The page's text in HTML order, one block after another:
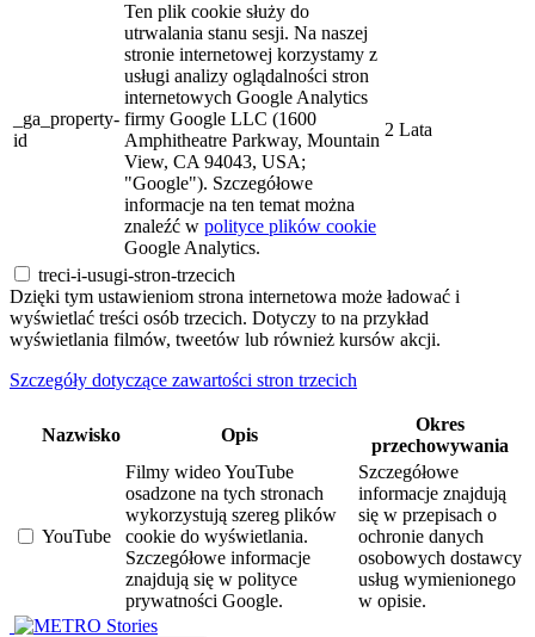
_ga_property-
id
Ten plik cookie służy do
utrwalania stanu sesji. Na naszej
stronie internetowej korzystamy z
usługi analizy oglądalności stron
internetowych Google Analytics
firmy Google LLC (1600
Amphitheatre Parkway, Mountain
View, CA 94043, USA;
"Google"). Szczegółowe
informacje na ten temat można
znaleźć w polityce plików cookie
Google Analytics.
2 Lata
treci-i-usugi-stron-trzecich
Dzięki tym ustawieniom strona internetowa może ładować i
wyświetlać treści osób trzecich. Dotyczy to na przykład
wyświetlania filmów, tweetów lub również kursów akcji.
Szczegóły dotyczące zawartości stron trzecich
Nazwisko Opis
Okres
przechowywania
YouTube
Filmy wideo YouTube
osadzone na tych stronach
wykorzystują szereg plików
cookie do wyświetlania.
Szczegółowe informacje
znajdują się w polityce
prywatności Google.
Szczegółowe
informacje znajdują
się w przepisach o
ochronie danych
osobowych dostawcy
usług wymienionego
w opisie.
Stories